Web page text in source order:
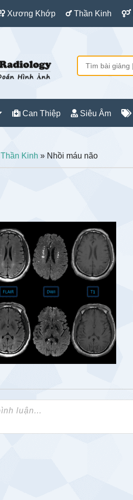
Xương Khớp Thần Kinh
Can Thiệp Siêu Âm
Thần Kinh » Nhồi máu não